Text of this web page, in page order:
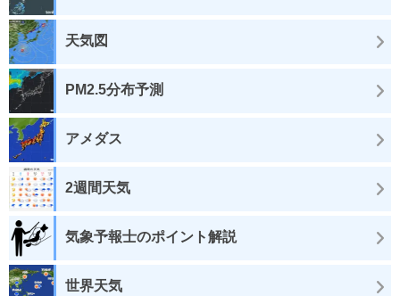
天気図
PM2.5分布予測
アメダス
2週間天気
気象予報士のポイント解説
世界天気